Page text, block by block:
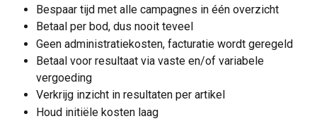
Bespaar tijd met alle campagnes in één overzicht
Betaal per bod, dus nooit teveel
Geen administratiekosten, facturatie wordt geregeld
Betaal voor resultaat via vaste en/of variabele
vergoeding
Verkrijg inzicht in resultaten per artikel
Houd initiële kosten laag